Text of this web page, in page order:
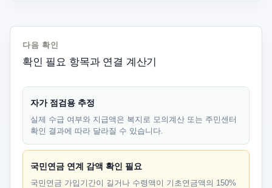
다음 확인
확인 필요 항목과 연결 계산기
자가 점검용 추정
실제 수급 여부와 지급액은 복지로 모의계산 또는 주민센터
확인 결과에 따라 달라질 수 있습니다.
국민연금 연계 감액 확인 필요
국민연금 가입기간이 길거나 수령액이 기초연금액의 150%